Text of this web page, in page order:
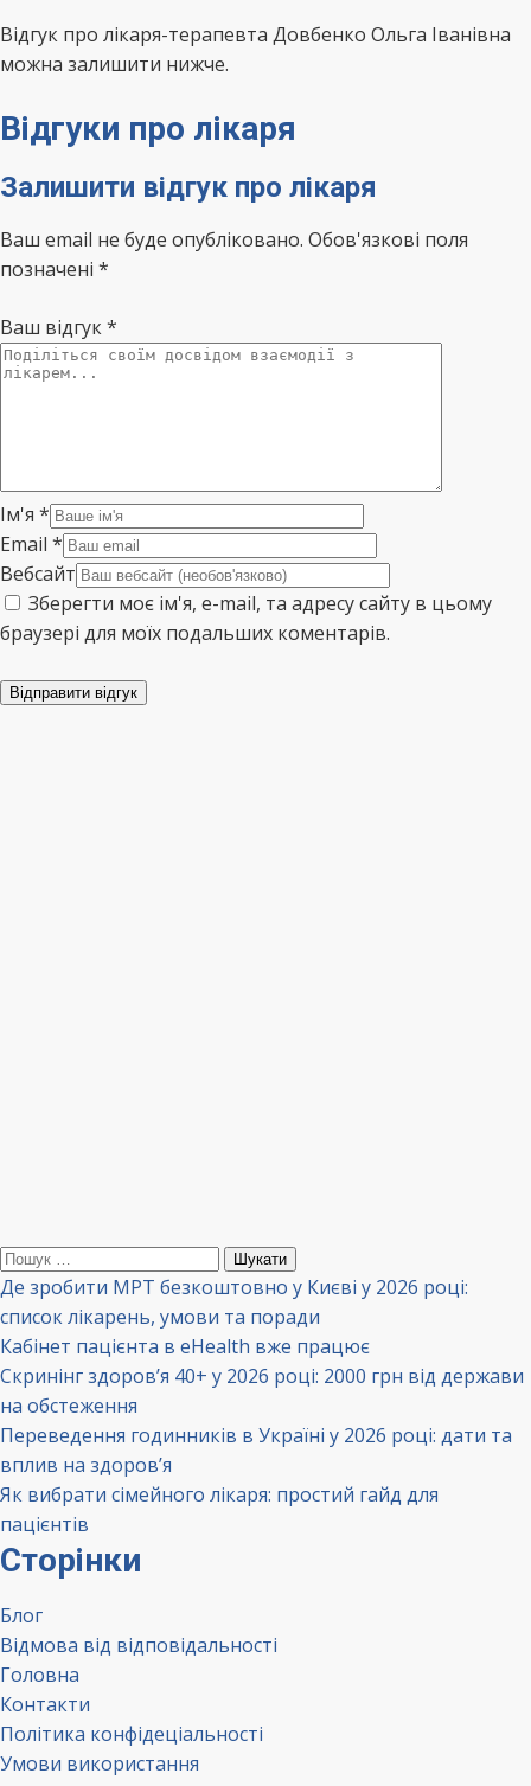
Відгук про лікаря-терапевта Довбенко Ольга Іванівна
можна залишити нижче.
Відгуки про лікаря
Залишити відгук про лікаря
Ваш email не буде опубліковано. Обов'язкові поля
позначені *
Ваш відгук*
Ім'я *
Email *
Вебсайт
Зберегти моє ім'я, e-mail, та адресу сайту в цьому
браузері для моїх подальших коментарів.
Відправити відгук
Пошук:
Де зробити МРТ безкоштовно у Києві у 2026 році:
список лікарень, умови та поради
Кабінет пацієнта в eHealth вже працює
Скринінг здоров’я 40+ у 2026 році: 2000 грн від держави
на обстеження
Переведення годинників в Україні у 2026 році: дати та
вплив на здоров’я
Як вибрати сімейного лікаря: простий гайд для
пацієнтів
Сторінки
Блог
Відмова від відповідальності
Головна
Контакти
Політика конфідеціальності
Умови використання